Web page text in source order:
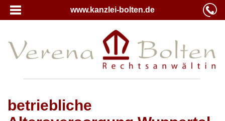
www.kanzlei-bolten.de
betriebliche